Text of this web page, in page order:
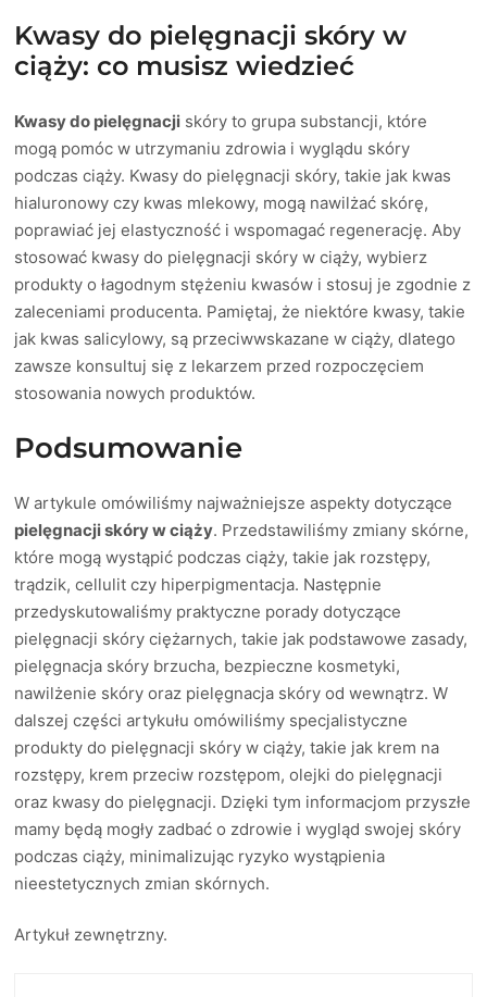
Kwasy do pielęgnacji skóry w
ciąży: co musisz wiedzieć
Kwasy do pielęgnacji skóry to grupa substancji, które
mogą pomóc w utrzymaniu zdrowia i wyglądu skóry
podczas ciąży. Kwasy do pielęgnacji skóry, takie jak kwas
hialuronowy czy kwas mlekowy, mogą nawilżać skórę,
poprawiać jej elastyczność i wspomagać regenerację. Aby
stosować kwasy do pielęgnacji skóry w ciąży, wybierz
produkty o łagodnym stężeniu kwasów i stosuj je zgodnie z
zaleceniami producenta. Pamiętaj, że niektóre kwasy, takie
jak kwas salicylowy, są przeciwwskazane w ciąży, dlatego
zawsze konsultuj się z lekarzem przed rozpoczęciem
stosowania nowych produktów.
Podsumowanie
W artykule omówiliśmy najważniejsze aspekty dotyczące
pielęgnacji skóry w ciąży. Przedstawiliśmy zmiany skórne,
które mogą wystąpić podczas ciąży, takie jak rozstępy,
trądzik, cellulit czy hiperpigmentacja. Następnie
przedyskutowaliśmy praktyczne porady dotyczące
pielęgnacji skóry ciężarnych, takie jak podstawowe zasady,
pielęgnacja skóry brzucha, bezpieczne kosmetyki,
nawilżenie skóry oraz pielęgnacja skóry od wewnątrz. W
dalszej części artykułu omówiliśmy specjalistyczne
produkty do pielęgnacji skóry w ciąży, takie jak krem na
rozstępy, krem przeciw rozstępom, olejki do pielęgnacji
oraz kwasy do pielęgnacji. Dzięki tym informacjom przyszłe
mamy będą mogły zadbać o zdrowie i wygląd swojej skóry
podczas ciąży, minimalizując ryzyko wystąpienia
nieestetycznych zmian skórnych.
Artykuł zewnętrzny.